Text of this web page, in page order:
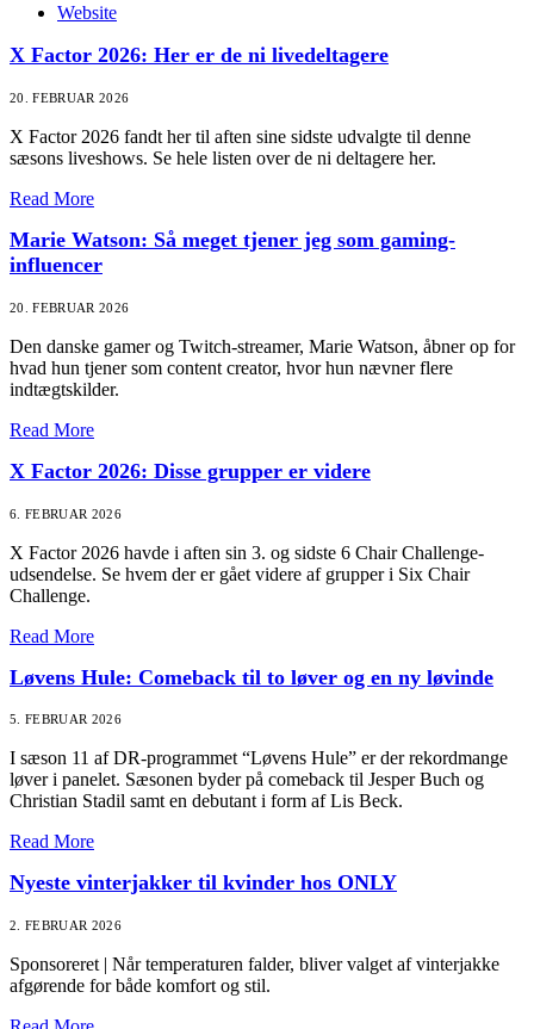
Website
X Factor 2026: Her er de ni livedeltagere
20. FEBRUAR 2026
X Factor 2026 fandt her til aften sine sidste udvalgte til denne
sæsons liveshows. Se hele listen over de ni deltagere her.
Read More
Marie Watson: Så meget tjener jeg som gaming-
influencer
20. FEBRUAR 2026
Den danske gamer og Twitch-streamer, Marie Watson, åbner op for
hvad hun tjener som content creator, hvor hun nævner flere
indtægtskilder.
Read More
X Factor 2026: Disse grupper er videre
6. FEBRUAR 2026
X Factor 2026 havde i aften sin 3. og sidste 6 Chair Challenge-
udsendelse. Se hvem der er gået videre af grupper i Six Chair
Challenge.
Read More
Løvens Hule: Comeback til to løver og en ny løvinde
5. FEBRUAR 2026
I sæson 11 af DR-programmet “Løvens Hule” er der rekordmange
løver i panelet. Sæsonen byder på comeback til Jesper Buch og
Christian Stadil samt en debutant i form af Lis Beck.
Read More
Nyeste vinterjakker til kvinder hos ONLY
2. FEBRUAR 2026
Sponsoreret | Når temperaturen falder, bliver valget af vinterjakke
afgørende for både komfort og stil.